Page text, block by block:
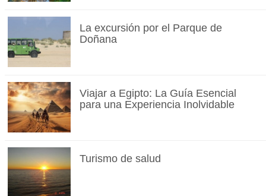
La excursión por el Parque de
Doñana
Viajar a Egipto: La Guía Esencial
para una Experiencia Inolvidable
Turismo de salud